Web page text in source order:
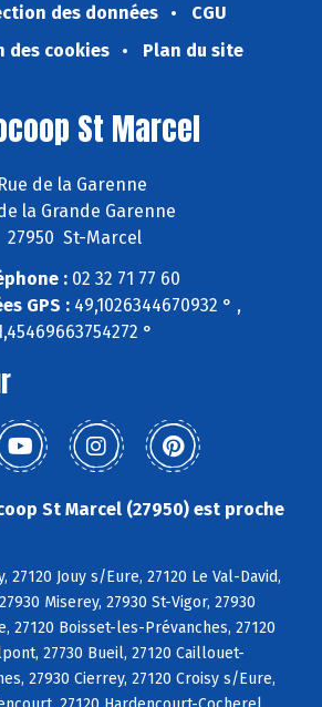
des données
CGU
des cookies
Plan du site
St Marcel
Rue de la Garenne
la Grande Garenne
27950 St-Marcel
:02 32 71 77 60
GPS :49,1026344670932 ° ,
°
St Marcel (27950) est proche
27120 Jouy s/Eure, 27120 Le Val-David,
Miserey, 27930 St-Vigor, 27930
27120 Boisset-les-Prévanches, 27120
27730 Bueil, 27120 Caillouet-
27930 Cierrey, 27120 Croisy s/Eure,